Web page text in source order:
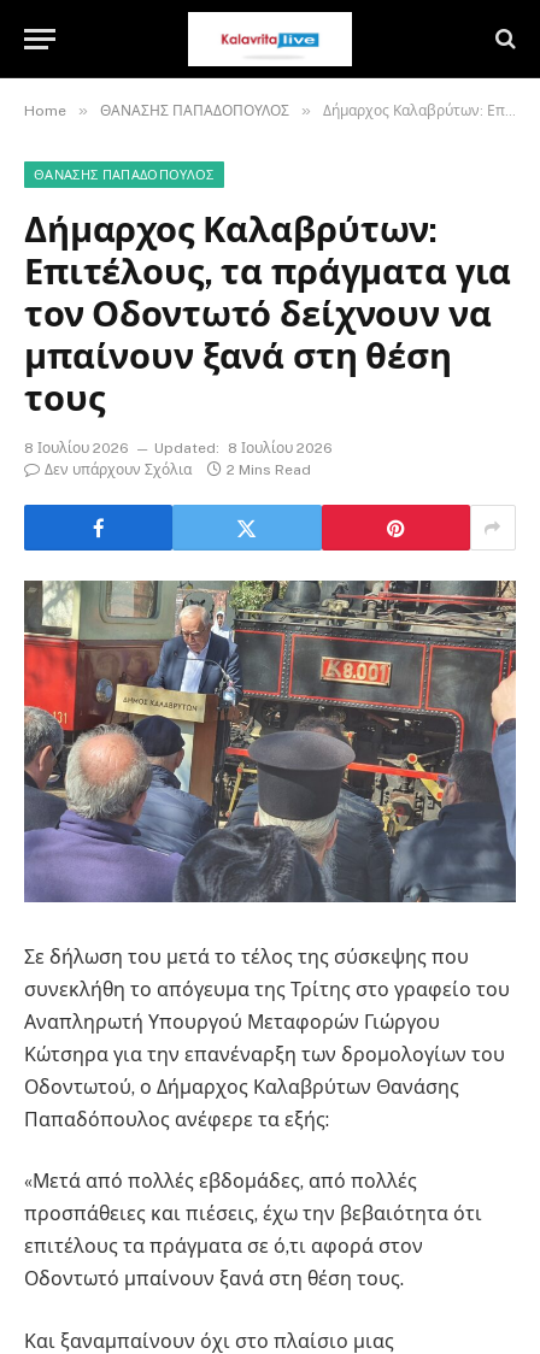
Home » ΘΑΝΑΣΗΣ ΠΑΠΑΔΟΠΟΥΛΟΣ » Δήμαρχος Καλαβρύτων: Επιτέλους, τα πράγματα για τον Οδοντωτό δείχνουν να μπαίνουν ξανά στη θέση τους
ΘΑΝΑΣΗΣ ΠΑΠΑΔΟΠΟΥΛΟΣ
Δήμαρχος Καλαβρύτων:
Επιτέλους, τα πράγματα για
τον Οδοντωτό δείχνουν να
μπαίνουν ξανά στη θέση
τους
8 Ιουλίου 2026 Updated:
8 Ιουλίου 2026
Δεν υπάρχουν Σχόλια
2 Mins Read
Σε δήλωση του μετά το τέλος της σύσκεψης που
συνεκλήθη το απόγευμα της Τρίτης στο γραφείο του
Αναπληρωτή Υπουργού Μεταφορών Γιώργου
Κώτσηρα για την επανέναρξη των δρομολογίων του
Οδοντωτού, ο Δήμαρχος Καλαβρύτων Θανάσης
Παπαδόπουλος ανέφερε τα εξής:
«Μετά από πολλές εβδομάδες, από πολλές
προσπάθειες και πιέσεις, έχω την βεβαιότητα ότι
επιτέλους τα πράγματα σε ό,τι αφορά στον
Οδοντωτό μπαίνουν ξανά στη θέση τους.
Και ξαναμπαίνουν όχι στο πλαίσιο μιας